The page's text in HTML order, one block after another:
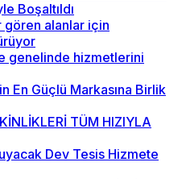
Boşaltıldı
gören alanlar için
genelinde hizmetlerini
En Güçlü Markasına Birlik
TÜM HIZIYLA
Dev Tesis Hizmete